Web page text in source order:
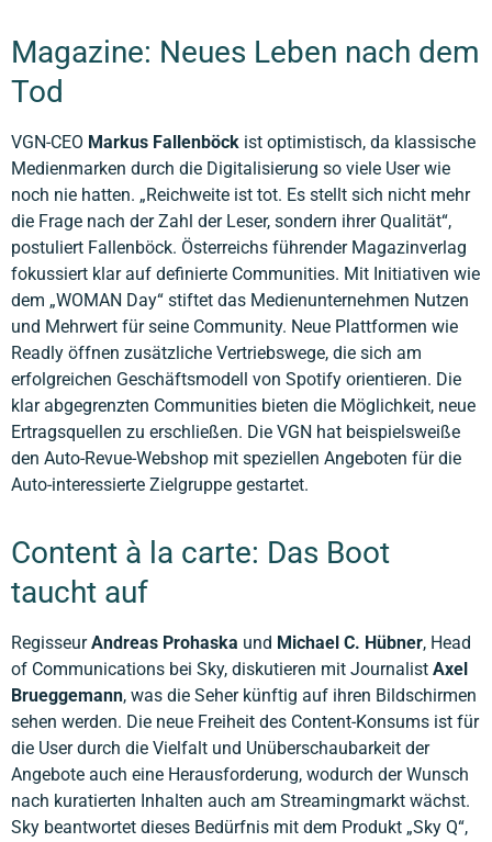
Magazine: Neues Leben nach dem
Tod
VGN-CEO Markus Fallenböck ist optimistisch, da klassische
Medienmarken durch die Digitalisierung so viele User wie
noch nie hatten. „Reichweite ist tot. Es stellt sich nicht mehr
die Frage nach der Zahl der Leser, sondern ihrer Qualität“,
postuliert Fallenböck. Österreichs führender Magazinverlag
fokussiert klar auf definierte Communities. Mit Initiativen wie
dem „WOMAN Day“ stiftet das Medienunternehmen Nutzen
und Mehrwert für seine Community. Neue Plattformen wie
Readly öffnen zusätzliche Vertriebswege, die sich am
erfolgreichen Geschäftsmodell von Spotify orientieren. Die
klar abgegrenzten Communities bieten die Möglichkeit, neue
Ertragsquellen zu erschließen. Die VGN hat beispielsweiße
den Auto-Revue-Webshop mit speziellen Angeboten für die
Auto-interessierte Zielgruppe gestartet.
Content à la carte: Das Boot
taucht auf
RegisseurAndreas Prohaska und Michael C. Hübner, Head
of Communications bei Sky, diskutieren mit Journalist Axel
Brueggemann, was die Seher künftig auf ihren Bildschirmen
sehen werden. Die neue Freiheit des Content-Konsums ist für
die User durch die Vielfalt und Unüberschaubarkeit der
Angebote auch eine Herausforderung, wodurch der Wunsch
nach kuratierten Inhalten auch am Streamingmarkt wächst.
Sky beantwortet dieses Bedürfnis mit dem Produkt „Sky Q“,